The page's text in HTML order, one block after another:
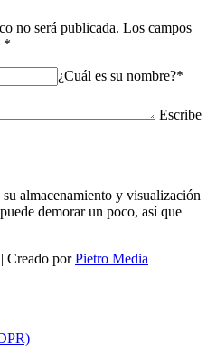
no será publicada. Los campos
*
¿Cuál es su nombre?*
Escribe
almacenamiento y visualización
demorar un poco, así que
Creado porPietro Media